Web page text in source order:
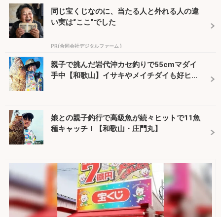
同じ宝くじなのに、当たる人と外れる人の違
い実は“ここ”でした
PR(合同会社デジタルファーム )
親子で挑んだ岩代沖カセ釣りで55cmマダイ
手中【和歌山】イサキやメイチダイも好ヒ...
娘との親子釣行で高級魚が続々ヒットで11魚
種キャッチ！【和歌山・庄門丸】